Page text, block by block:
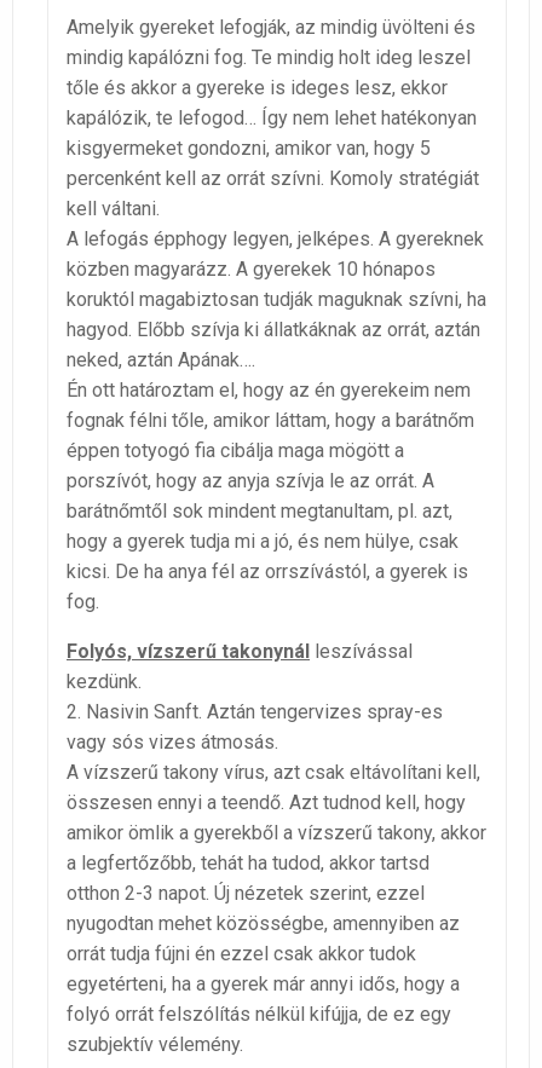
Amelyik gyereket lefogják, az mindig üvölteni és
mindig kapálózni fog. Te mindig holt ideg leszel
tőle és akkor a gyereke is ideges lesz, ekkor
kapálózik, te lefogod… Így nem lehet hatékonyan
kisgyermeket gondozni, amikor van, hogy 5
percenként kell az orrát szívni. Komoly stratégiát
kell váltani.
A lefogás épphogy legyen, jelképes. A gyereknek
közben magyarázz. A gyerekek 10 hónapos
koruktól magabiztosan tudják maguknak szívni, ha
hagyod. Előbb szívja ki állatkáknak az orrát, aztán
neked, aztán Apának….
Én ott határoztam el, hogy az én gyerekeim nem
fognak félni tőle, amikor láttam, hogy a barátnőm
éppen totyogó fia cibálja maga mögött a
porszívót, hogy az anyja szívja le az orrát. A
barátnőmtől sok mindent megtanultam, pl. azt,
hogy a gyerek tudja mi a jó, és nem hülye, csak
kicsi. De ha anya fél az orrszívástól, a gyerek is
fog.
Folyós, vízszerű takonynál leszívással
kezdünk.
2. Nasivin Sanft. Aztán tengervizes spray-es
vagy sós vizes átmosás.
A vízszerű takony vírus, azt csak eltávolítani kell,
összesen ennyi a teendő. Azt tudnod kell, hogy
amikor ömlik a gyerekből a vízszerű takony, akkor
a legfertőzőbb, tehát ha tudod, akkor tartsd
otthon 2-3 napot. Új nézetek szerint, ezzel
nyugodtan mehet közösségbe, amennyiben az
orrát tudja fújni én ezzel csak akkor tudok
egyetérteni, ha a gyerek már annyi idős, hogy a
folyó orrát felszólítás nélkül kifújja, de ez egy
szubjektív vélemény.